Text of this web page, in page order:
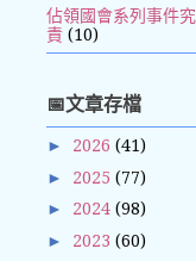
佔領國會系列事件究
責 (10)
📅文章存檔
► 2026 (41)
► 2025 (77)
► 2024 (98)
► 2023 (60)